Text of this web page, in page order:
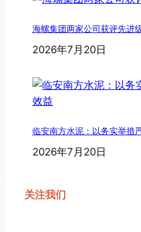
海螺集团两家公司获评先进
2026年7月20日
临安南方水泥：以务实举措
2026年7月20日
关注我们